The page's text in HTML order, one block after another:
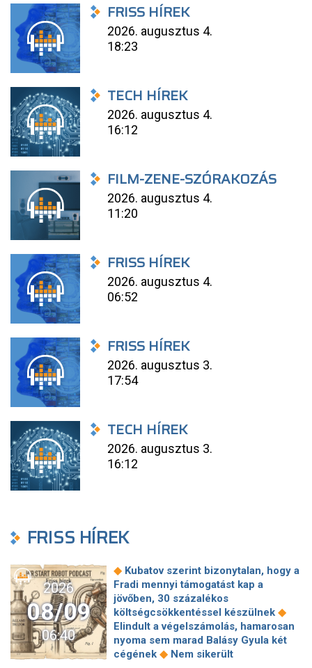
FRISS HÍREK
2026. augusztus 4.
18:23
TECH HÍREK
2026. augusztus 4.
16:12
FILM-ZENE-SZÓRAKOZÁS
2026. augusztus 4.
11:20
FRISS HÍREK
2026. augusztus 4.
06:52
FRISS HÍREK
2026. augusztus 3.
17:54
TECH HÍREK
2026. augusztus 3.
16:12
FRISS HÍREK
2026
08/09
06:40
◆ Kubatov szerint bizonytalan, hogy a
Fradi mennyi támogatást kap a
jövőben, 30 százalékos
költségcsökkentéssel készülnek ◆
Elindult a végelszámolás, hamarosan
nyoma sem marad Balásy Gyula két
cégének ◆ Nem sikerült